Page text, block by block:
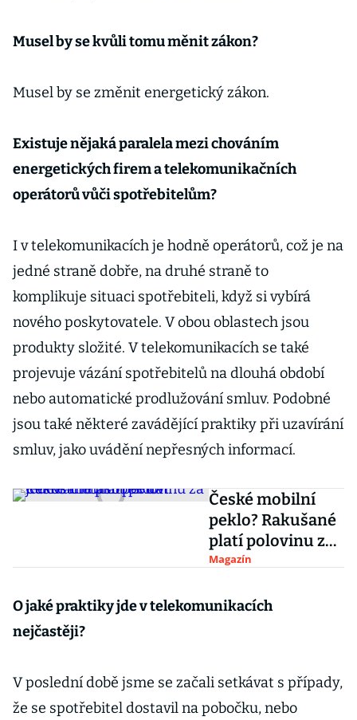
Musel by se kvůli tomu měnit zákon?
Musel by se změnit energetický zákon.
Existuje nějaká paralela mezi chováním
energetických firem a telekomunikačních
operátorů vůči spotřebitelům?
I v telekomunikacích je hodně operátorů, což je na
jedné straně dobře, na druhé straně to
komplikuje situaci spotřebiteli, když si vybírá
nového poskytovatele. V obou oblastech jsou
produkty složité. V telekomunikacích se také
projevuje vázání spotřebitelů na dlouhá období
nebo automatické prodlužování smluv. Podobné
jsou také některé zavádějící praktiky při uzavírání
smluv, jako uvádění nepřesných informací.
České mobilní
peklo? Rakušané
platí polovinu za
jedenáctinásobek
Magazín
O jaké praktiky jde v telekomunikacích
nejčastěji?
V poslední době jsme se začali setkávat s případy,
že se spotřebitel dostavil na pobočku, nebo